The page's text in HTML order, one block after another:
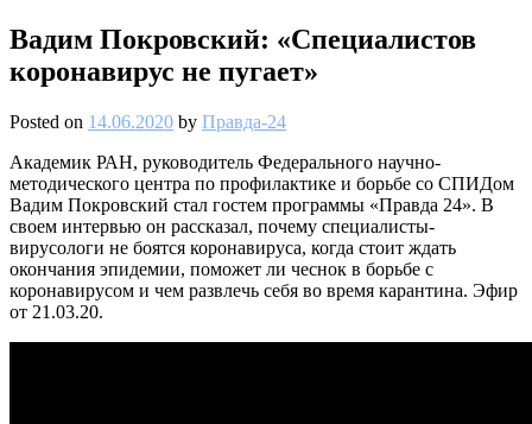
Вадим Покровский: «Специалистов
коронавирус не пугает»
Posted on 14.06.2020 by Правда-24
Академик РАН, руководитель Федерального научно-
методического центра по профилактике и борьбе со СПИДом
Вадим Покровский стал гостем программы «Правда 24». В
своем интервью он рассказал, почему специалисты-
вирусологи не боятся коронавируса, когда стоит ждать
окончания эпидемии, поможет ли чеснок в борьбе с
коронавирусом и чем развлечь себя во время карантина. Эфир
от 21.03.20.